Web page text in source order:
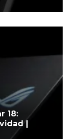
18:
|